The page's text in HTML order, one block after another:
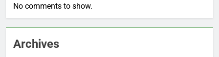
No comments to show.
Archives